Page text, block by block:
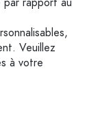
Veuillez
à votre